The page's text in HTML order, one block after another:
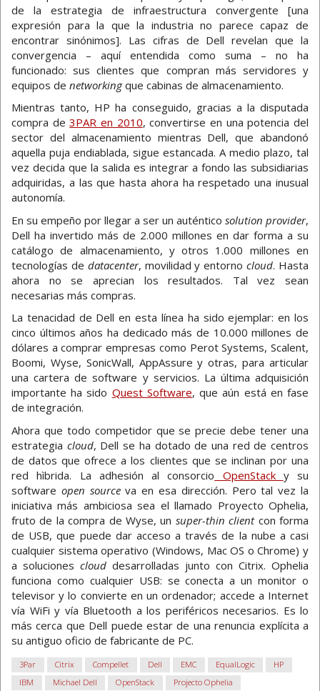
de la estrategia de infraestructura convergente [una
expresión para la que la industria no parece capaz de
encontrar sinónimos]. Las cifras de Dell revelan que la
convergencia – aquí entendida como suma – no ha
funcionado: sus clientes que compran más servidores y
equipos de networkingque cabinas de almacenamiento.
Mientras tanto, HP ha conseguido, gracias a la disputada
compra de3PAR en 2010, convertirse en una potencia del
sector del almacenamiento mientras Dell, que abandonó
aquella puja endiablada, sigue estancada. A medio plazo, tal
vez decida que la salida es integrar a fondo las subsidiarias
adquiridas, a las que hasta ahora ha respetado una inusual
autonomía.
En su empeño por llegar a ser un auténtico solution provider,
Dell ha invertido más de 2.000 millones en dar forma a su
catálogo de almacenamiento, y otros 1.000 millones en
tecnologías de datacenter, movilidad y entornocloud. Hasta
ahora no se aprecian los resultados. Tal vez sean
necesarias más compras.
La tenacidad de Dell en esta línea ha sido ejemplar: en los
cinco últimos años ha dedicado más de 10.000 millones de
dólares a comprar empresas como Perot Systems, Scalent,
Boomi, Wyse, SonicWall, AppAssure y otras, para articular
una cartera de software y servicios. La última adquisición
importante ha sido Quest Software, que aún está en fase
de integración.
Ahora que todo competidor que se precie debe tener una
estrategia cloud, Dell se ha dotado de una red de centros
de datos que ofrece a los clientes que se inclinan por una
red hìbrida. La adhesión al consorcio OpenStack y su
software open sourceva en esa dirección. Pero tal vez la
iniciativa más ambiciosa sea el llamado Proyecto Ophelia,
fruto de la compra de Wyse, un super-thin clientcon forma
de USB, que puede dar acceso a través de la nube a casi
cualquier sistema operativo (Windows, Mac OS o Chrome) y
a soluciones cloud desarrolladas junto con Citrix. Ophelia
funciona como cualquier USB: se conecta a un monitor o
televisor y lo convierte en un ordenador; accede a Internet
vía WiFi y vía Bluetooth a los periféricos necesarios. Es lo
más cerca que Dell puede estar de una renuncia explícita a
su antiguo oficio de fabricante de PC.
3Par Citrix Compellet Dell EMC EqualLogic
HP
IBM
Michael Dell OpenStack Projecto Ophelia